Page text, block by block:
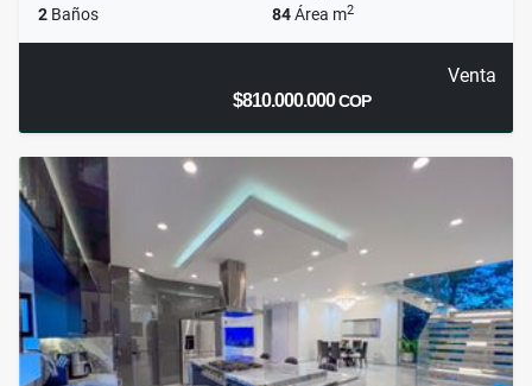
2 Baños 84Área m2
Venta
$810.000.000COP